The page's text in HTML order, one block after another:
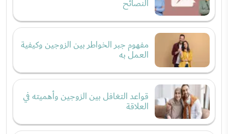
النصائح
مفهوم جبر الخواطر بين الزوجين وكيفية
العمل به
قواعد التغافل بين الزوجين وأهميته في
العلاقة